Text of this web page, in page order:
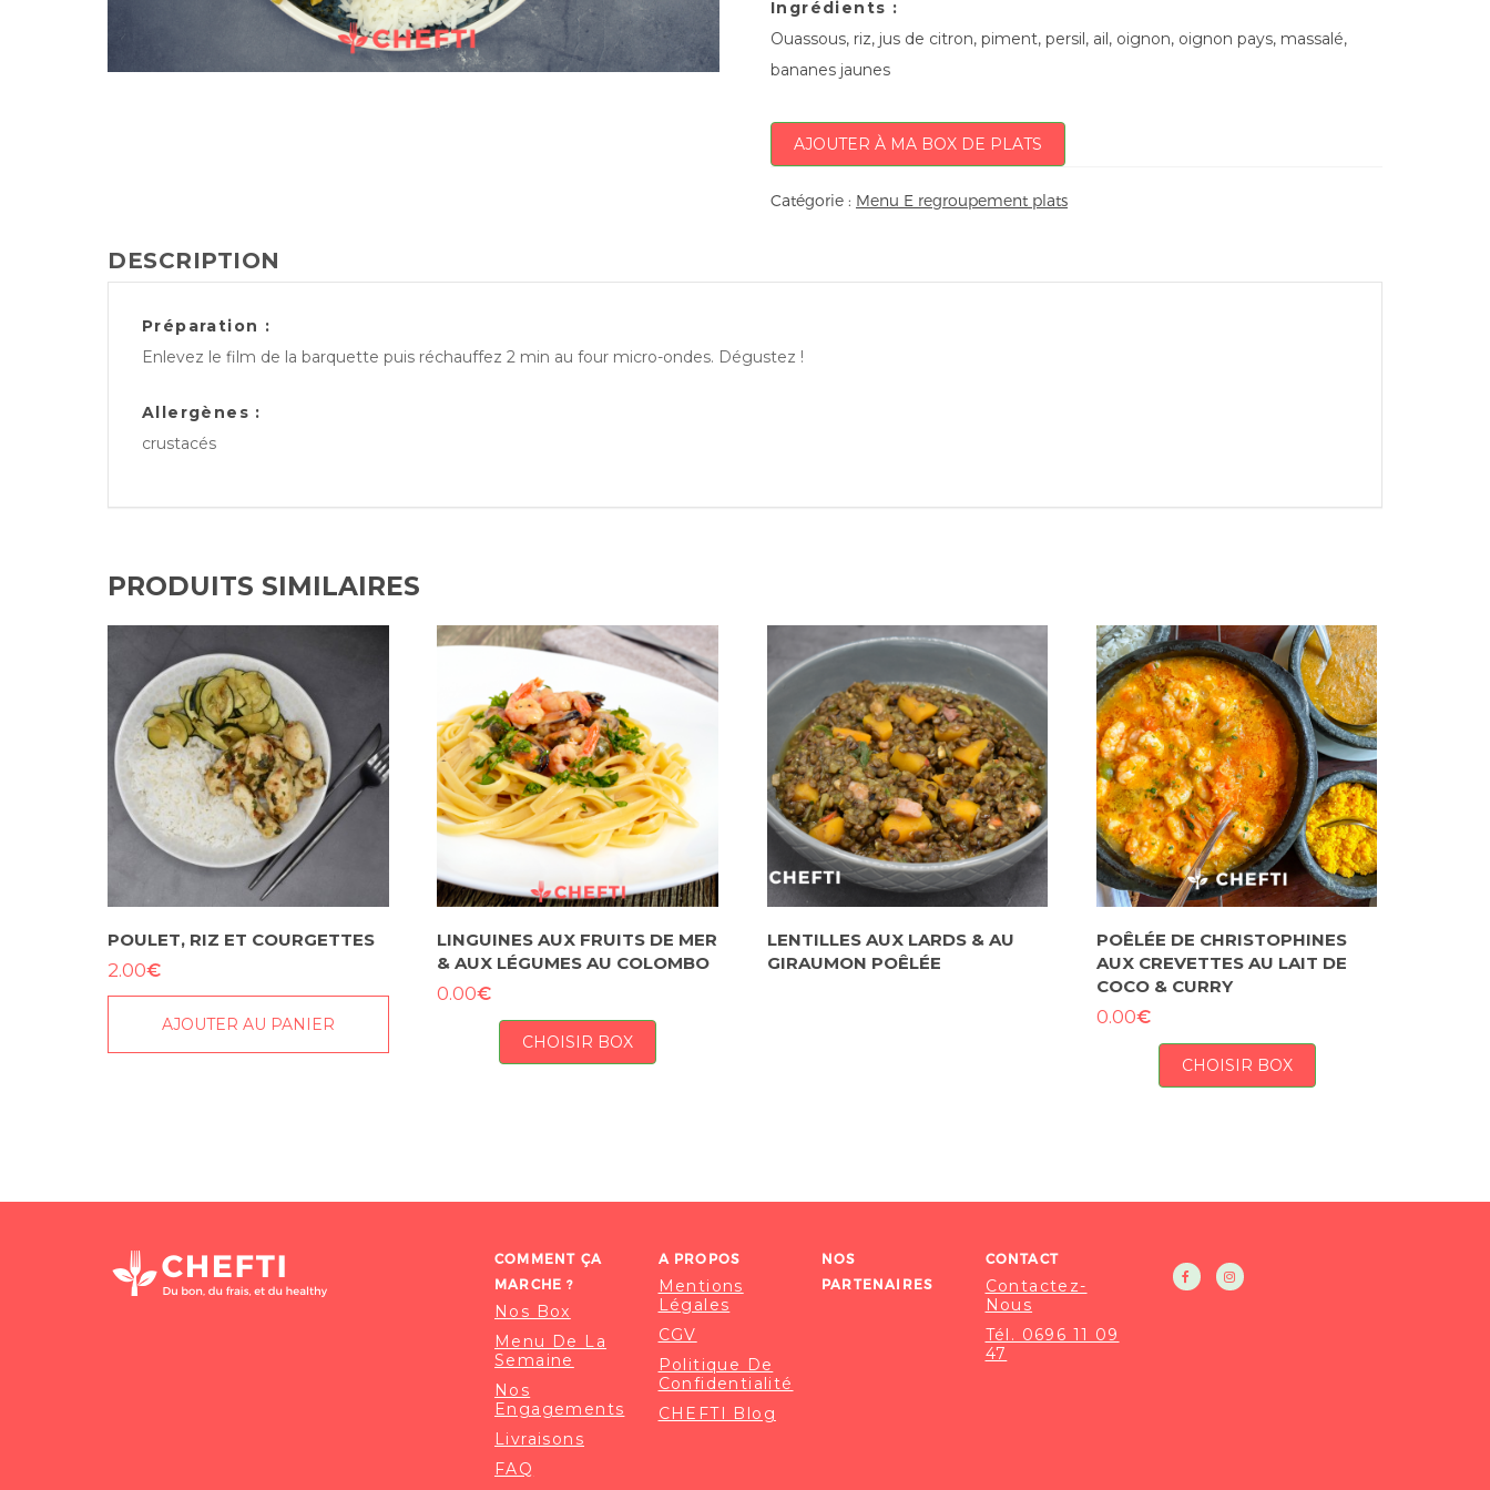
Ingrédients :
Ouassous, riz, jus de citron, piment, persil, ail, oignon, oignon pays, massalé,
bananes jaunes
AJOUTER À MA BOX DE PLATS
Catégorie : Menu E regroupement plats
DESCRIPTION
Préparation :
Enlevez le film de la barquette puis réchauffez 2 min au four micro-ondes. Dégustez !
Allergènes :
crustacés
PRODUITS SIMILAIRES
POULET, RIZ ET COURGETTES
2.00€
AJOUTER AU PANIER
LINGUINES AUX FRUITS DE MER
& AUX LÉGUMES AU COLOMBO
0.00€
CHOISIR BOX
LENTILLES AUX LARDS & AU
GIRAUMON POÊLÉE
POÊLÉE DE CHRISTOPHINES
AUX CREVETTES AU LAIT DE
COCO & CURRY
0.00€
CHOISIR BOX
COMMENT ÇA
MARCHE ?
Nos Box
Menu De La
Semaine
Nos
Engagements
Livraisons
FAQ
A PROPOS
Mentions
Légales
CGV
Politique De
Confidentialité
CHEFTI Blog
NOS
PARTENAIRES
CONTACT
Contactez-
Nous
Tél. 0696 11 09
47